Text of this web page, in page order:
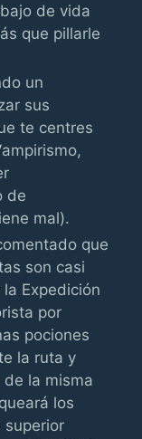
de vida
que pillarle
un
sus
te centres
de
mal).
que
son casi
Expedición
por
pociones
la ruta y
la misma
los
superior